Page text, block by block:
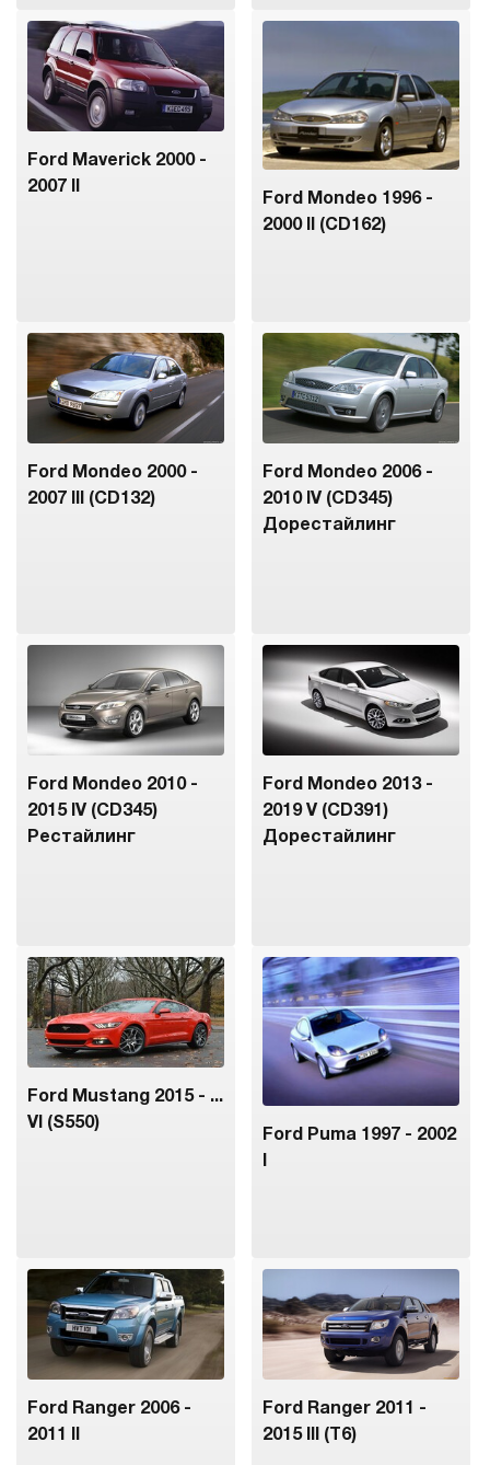
Ford Maverick 2000 -
2007 II
Ford Mondeo 1996 -
2000 II (CD162)
Ford Mondeo 2000 -
2007 III (CD132)
Ford Mondeo 2006 -
2010 IV (CD345)
Дорестайлинг
Ford Mondeo 2010 -
2015 IV (CD345)
Рестайлинг
Ford Mondeo 2013 -
2019 V (CD391)
Дорестайлинг
Ford Mustang 2015 - ...
VI (S550)
Ford Puma 1997 - 2002
Ford Ranger 2006 -
2011 II
Ford Ranger 2011 -
2015 III (T6)